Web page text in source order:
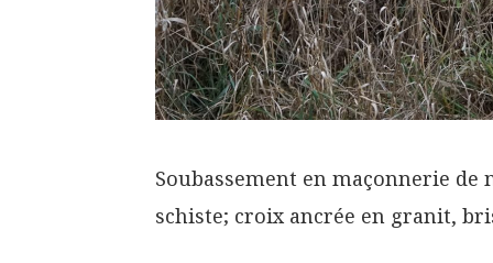
Soubassement en maçonnerie
schiste; croix ancrée en granit,